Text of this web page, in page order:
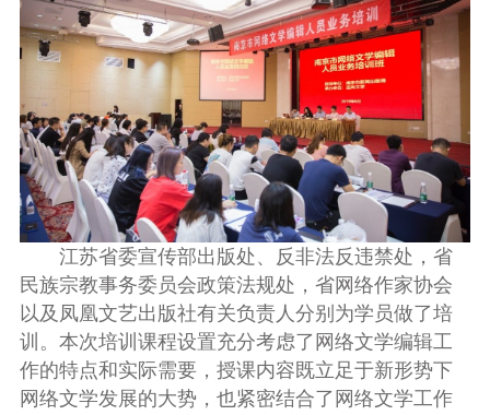
江苏省委宣传部出版处、反非法反违禁处，省
民族宗教事务委员会政策法规处，省网络作家协会
以及凤凰文艺出版社有关负责人分别为学员做了培
训。本次培训课程设置充分考虑了网络文学编辑工
作的特点和实际需要，授课内容既立足于新形势下
网络文学发展的大势，也紧密结合了网络文学工作